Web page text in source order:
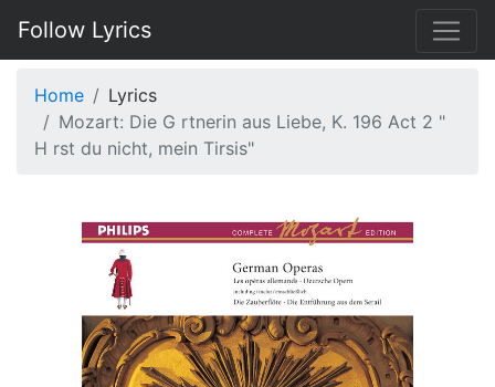
Follow Lyrics
Home
Lyrics
Mozart: Die G rtnerin aus Liebe, K. 196 Act 2 "
H rst du nicht, mein Tirsis"